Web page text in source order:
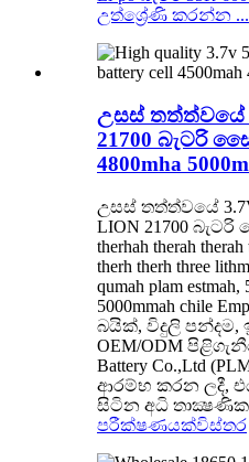
උත්ශ්‍රේණි කරන්න ...
උසස් තත්ත්වයේ
21700 බැටරි
4800mha
උසස් තත්ත්වයේ
LION 21700 බැටරි
therhah therah
therh therh three
qumah plam estmah,
5000mmah chile
බයික්, විදුලි පන්දම,
OEM/ODM
Battery Co.,Ltd
ආරම්භ කරන ලදී,
සිටින අධි තාක්‍ෂණික
පරීක්ෂණයක්විස්තර